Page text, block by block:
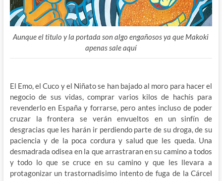
Aunque el titulo y la portada son algo engañosos ya que Makoki
apenas sale aquí
El Emo, el Cuco y el Niñato se han bajado al moro para hacer el
negocio de sus vidas, comprar varios kilos de hachís para
revenderlo en España y forrarse, pero antes incluso de poder
cruzar la frontera se verán envueltos en un sinfín de
desgracias que les harán ir perdiendo parte de su droga, de su
paciencia y de la poca cordura y salud que les queda. Una
desmadrada odisea en la que arrastraran en su camino a todos
y todo lo que se cruce en su camino y que les llevara a
protagonizar un trastornadisimo intento de fuga de la Cárcel